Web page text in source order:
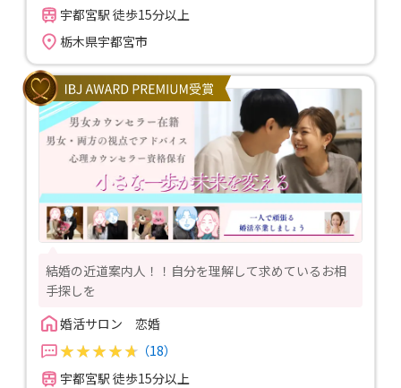
宇都宮駅 徒歩15分以上
栃木県宇都宮市
結婚の近道案内人！！自分を理解して求めているお相
手探しを
婚活サロン　恋婚
（18）
宇都宮駅 徒歩15分以上